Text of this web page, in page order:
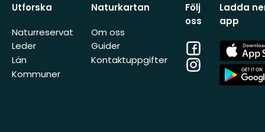
Utforska
Naturreservat
Leder
Län
Kommuner
Naturkartan
Om oss
Guider
Kontaktuppgifter
Följ
oss
Facebook
Instagram
Ladda
app
App
Store
App
Store